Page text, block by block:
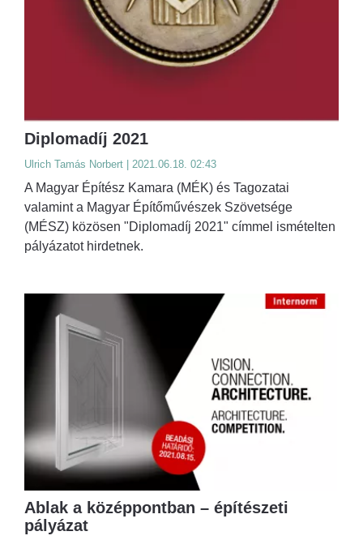
Diplomadíj 2021
Ulrich Tamás Norbert | 2021.06.18. 02:43
A Magyar Építész Kamara (MÉK) és Tagozatai
valamint a Magyar Építőművészek Szövetsége
(MÉSZ) közösen "Diplomadíj 2021" címmel ismételten
pályázatot hirdetnek.
Ablak a középpontban – építészeti
pályázat